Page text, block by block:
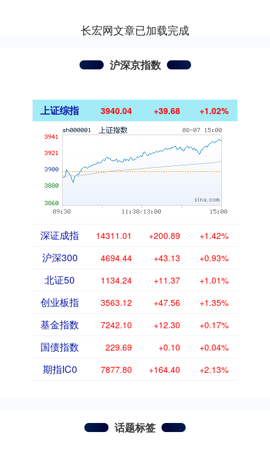
长宏网文章已加载完成
沪深京指数
上证综指 3940.04 +39.68 +1.02%
深证成指 14311.01 +200.89 +1.42%
沪深300 4694.44 +43.13 +0.93%
北证50 1134.24 +11.37 +1.01%
创业板指 3563.12 +47.56 +1.35%
基金指数 7242.10 +12.30 +0.17%
国债指数 229.69 +0.10 +0.04%
期指IC0 7877.80 +164.40 +2.13%
话题标签